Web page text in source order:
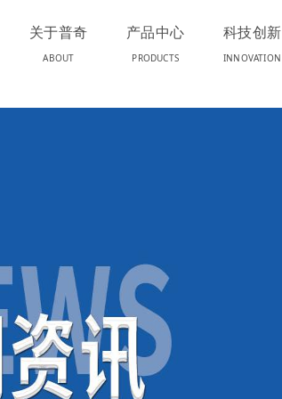
关于普奇
ABOUT
产品中心
PRODUCTS
科技创新
INNOVATION